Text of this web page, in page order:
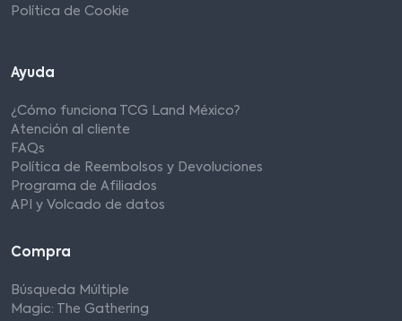
Política de Cookie
Ayuda
¿Cómo funciona TCG Land México?
Atención al cliente
FAQs
Política de Reembolsos y Devoluciones
Programa de Afiliados
API y Volcado de datos
Compra
Búsqueda Múltiple
Magic: The Gathering